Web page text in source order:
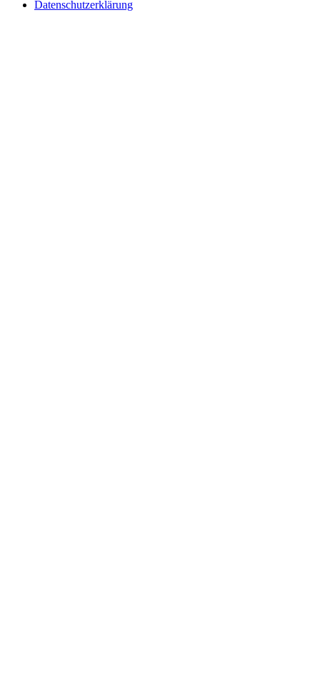
Datenschutzerklärung